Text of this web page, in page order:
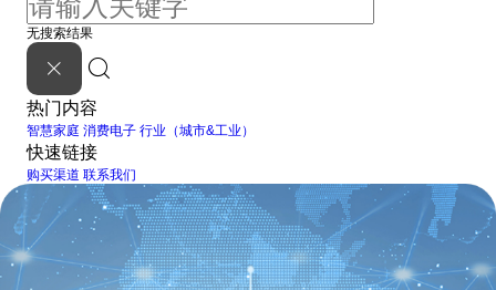
无搜索结果
热门内容
智慧家庭 消费电子 行业（城市&工业）
快速链接
购买渠道 联系我们